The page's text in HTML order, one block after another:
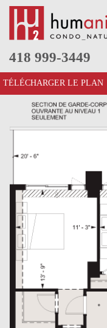
418 999-3449